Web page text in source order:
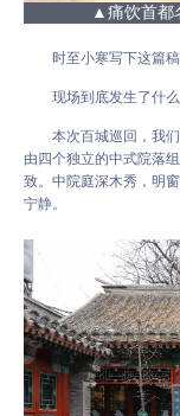
▲痛饮首都
时至小寒写下这篇稿
现场到底发生了什么
本次百城巡回，我们
由四个独立的中式院落
致。中院庭深木秀，明
宁静。